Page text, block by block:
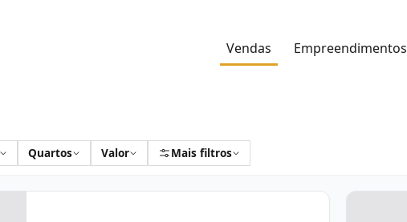
Vendas Empreendimentos
Quartos Valor Mais filtros